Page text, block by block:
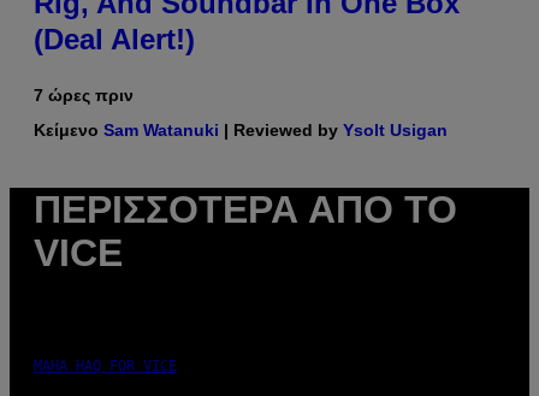
(Deal Alert!)
7 ώρες πριν
Κείμενο Sam Watanuki | Reviewed by Ysolt Usigan
ΠΕΡΙΣΣΌΤΕΡΑ ΑΠΌ ΤΟ
VICE
MAHA HAQ FOR VICE